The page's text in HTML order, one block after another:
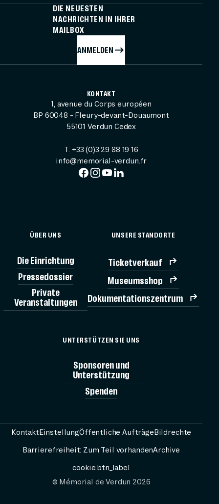
BESUCH
DIE NEUESTEN
NACHRICHTEN IN IHRER
MAILBOX
ANMELDEN
KONTAKT
1, avenue du Corps européen
BP 60048 - Fleury-devant-Douaumont
55101 Verdun Cedex
T. +33 (0)3 29 88 19 16
info@memorial-verdun.fr
ÜBER UNS
Die Einrichtung
Pressedossier
Private
Veranstaltungen
UNSERE STANDORTE
Ticketverkauf
Museumsshop
Dokumentationszentrum
UNTERSTÜTZEN SIE UNS
Sponsoren und
Unterstützung
Spenden
© Mémorial de Verdun 2026
KontaktEinstellungÖffentliche AufträgeBildrechte
Barrierefreiheit: Zum Teil vorhandenArchive
cookie.btn_label